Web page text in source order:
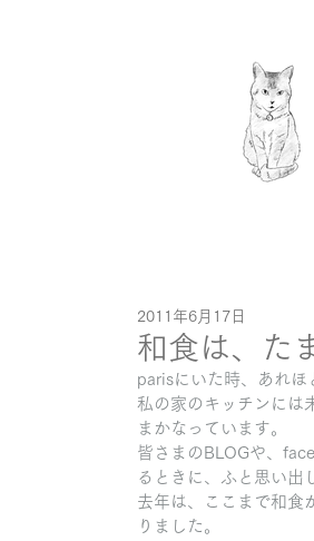
和食は、た
2011年6月17日
parisにいた時、あれほ
私の家のキッチンには
まかなっています。
皆さまのBLOGや、
るときに、ふと思い出
去年は、ここまで和食
りました。